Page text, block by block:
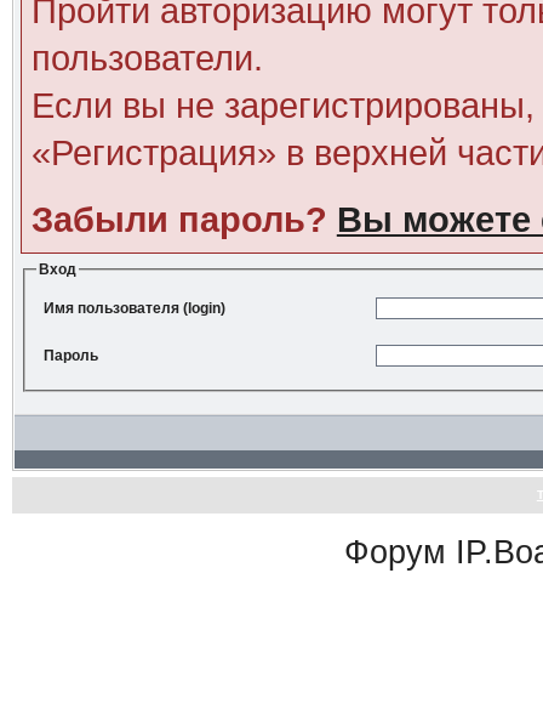
Пройти авторизацию могут
пользователи.
Если вы не
«Регистрация» в верхней
Забыли пароль? Вы можете
Вход
Имя пользователя (login)
Пароль
Форум